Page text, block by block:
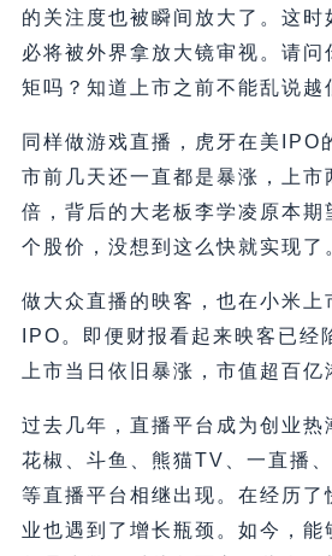
的关注度也被瞬间放大了。这时
必将被外界拿放大镜审视。请问
矩吗？知道上市之前不能乱说越
同样做游戏直播，虎牙在美IPO
市前几天还一直都是暴涨，上市
倍，背后的大老板李学凌原本期
个股价，没想到这么快就实现了
做大众直播的映客，也在小米上
IPO。即便财报看起来映客已经
上市当日依旧暴涨，市值超百亿
过去几年，直播平台成为创业热
花椒、斗鱼、熊猫TV、一直播
等直播平台相继出现。在经历了
业也遇到了增长瓶颈。如今，能